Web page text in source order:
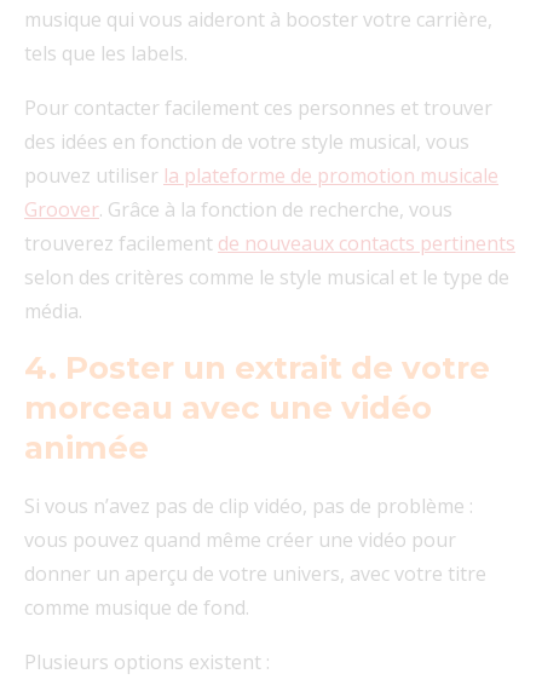
musique qui vous aideront à booster votre carrière,
tels que les labels.
Pour contacter facilement ces personnes et trouver
des idées en fonction de votre style musical, vous
pouvez utiliser la plateforme de promotion musicale
Groover. Grâce à la fonction de recherche, vous
trouverez facilement de nouveaux contacts pertinents
selon des critères comme le style musical et le type de
média.
4. Poster un extrait de votre
morceau avec une vidéo
animée
Si vous n’avez pas de clip vidéo, pas de problème :
vous pouvez quand même créer une vidéo pour
donner un aperçu de votre univers, avec votre titre
comme musique de fond.
Plusieurs options existent :